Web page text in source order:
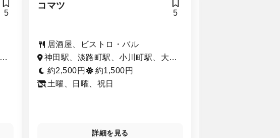
5
コマツ
5
居酒屋、ビストロ・バル
神田駅、淡路町駅、小川町駅、大手
町駅、新日本橋駅、三越前駅、新御
茶ノ水駅
約2,500円
約1,500円
土曜、日曜、祝日
詳細を見る